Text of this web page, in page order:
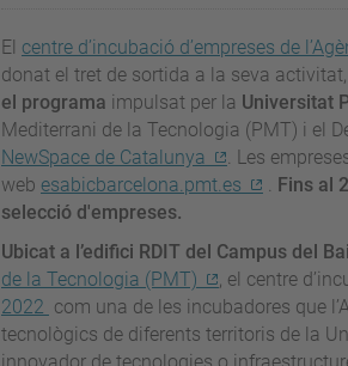
El centre d’incubació d’empreses de
donat el tret de sortida a la seva
el programa impulsat per la Universitat
Mediterrani de la Tecnologia (PMT) i el
NewSpace de Catalunya
. Les
web esabicbarcelona.pmt.es . Fins al
selecció d'empreses.
Ubicat a l’edifici RDIT del Campus del
de la Tecnologia (PMT)
, el centre
2022 com una de les incubadores que
tecnològics de diferents territoris de la